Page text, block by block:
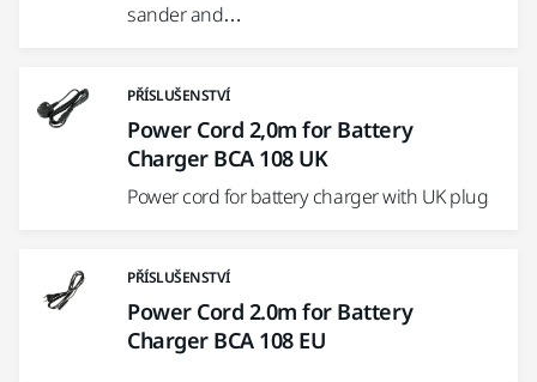
sander and…
PŘÍSLUŠENSTVÍ
Power Cord 2,0m for Battery
Charger BCA 108 UK
Power cord for battery charger with UK plug
PŘÍSLUŠENSTVÍ
Power Cord 2.0m for Battery
Charger BCA 108 EU